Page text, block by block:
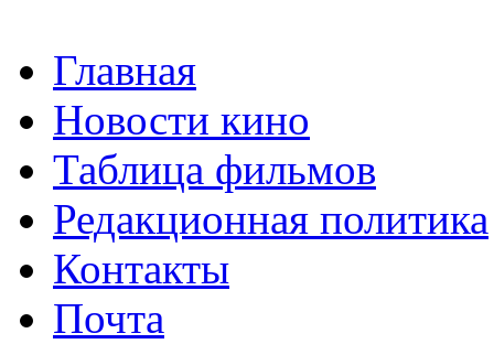
Главная
Новости кино
Таблица фильмов
Редакционная политика
Контакты
Почта